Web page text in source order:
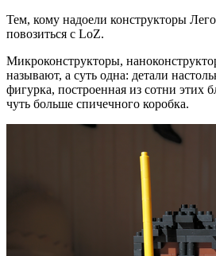
Тем, кому надоели конструкторы
повозиться с LoZ.
Микроконструкторы,
называют, а суть одна: детали
фигурка, построенная из сотни этих
чуть больше спичечного коробка.